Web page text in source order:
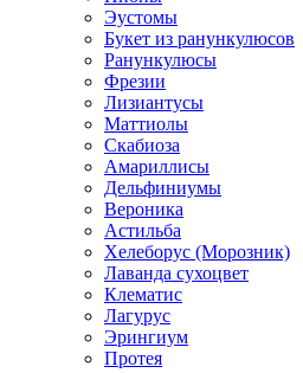
Эустомы
Букет из ранункулюсов
Ранункулюсы
Фрезии
Лизиантусы
Маттиолы
Скабиоза
Амариллисы
Дельфиниумы
Вероника
Астильба
Хелеборус (Морозник)
Лаванда сухоцвет
Клематис
Лагурус
Эрингиум
Протея